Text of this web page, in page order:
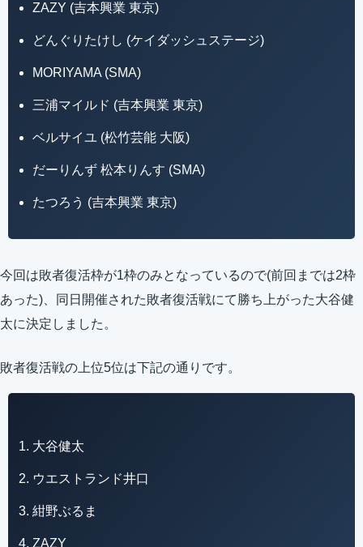
ZAZY (吉本興業 東京)
どんぐりたけし (ケイダッシュステージ)
MORIYAMA (SMA)
三浦マイルド (吉本興業 東京)
ベルサイユ (松竹芸能 大阪)
だーりんず 松本りんす (SMA)
たつろう (吉本興業 東京)
今回は敗者復活枠が1枠のみとなっているので(前回までは2枠
あった)、同日開催された敗者復活戦にて勝ち上がった大谷健
太に決定しました。
敗者復活戦の上位5位は下記の通りです。
大谷健太
ウエストランド井口
紺野ぶるま
ZAZY